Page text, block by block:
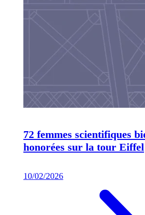
72 femmes scientifiques
honorées sur la tour Eiffel
10/02/2026